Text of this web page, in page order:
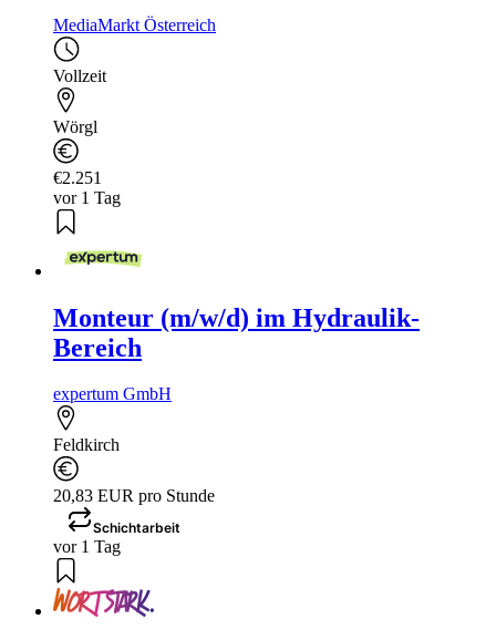
MediaMarkt Österreich
Vollzeit
Wörgl
€2.251
vor 1 Tag
Monteur (m/w/d) im Hydraulik-
Bereich
expertum GmbH
Feldkirch
20,83 EUR pro Stunde
Schichtarbeit
vor 1 Tag